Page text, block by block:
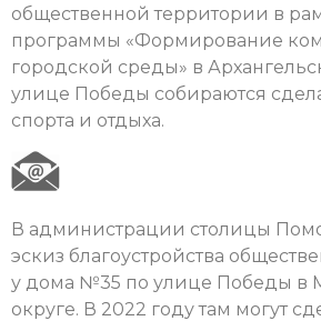
общественной территории в
программы «Формирование
городской среды» в
улице Победы собираются
спорта и отдыха.
В администрации столицы
эскиз благоустройства
у дома №35 по улице Победы в
округе. В 2022 году там могут